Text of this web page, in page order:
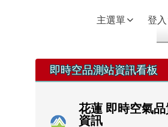
主選單 登入
右邊區域內容
即時空品測站資訊看板